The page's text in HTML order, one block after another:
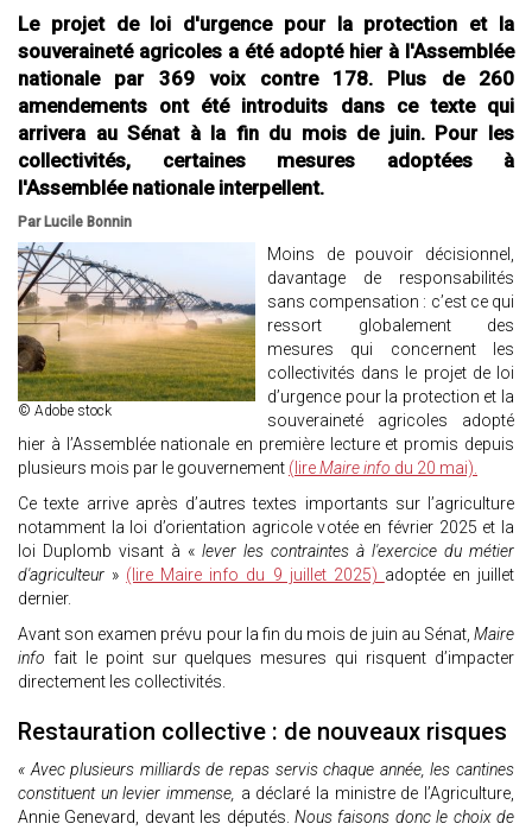
Le projet de loi d'urgence pour la protection et la
souveraineté agricoles a été adopté hier à l'Assemblée
nationale par 369 voix contre 178. Plus de 260
amendements ont été introduits dans ce texte qui
arrivera au Sénat à la fin du mois de juin. Pour les
collectivités, certaines mesures adoptées à
l'Assemblée nationale interpellent.
Par Lucile Bonnin
© Adobe stock
Moins de pouvoir décisionnel,
davantage de responsabilités
sans compensation : c’est ce qui
ressort globalement des
mesures qui concernent les
collectivités dans le projet de loi
d’urgence pour la protection et la
souveraineté agricoles adopté
hier à l’Assemblée nationale en première lecture et promis depuis
plusieurs mois par le gouvernement (lireMaire info du 20 mai).
Ce texte arrive après d’autres textes importants sur l’agriculture
notamment la loi d’orientation agricole votée en février 2025 et la
loi Duplomb visant à « lever les contraintes à l'exercice du métier
d'agriculteur » (lire Maire info du 9 juillet 2025) adoptée en juillet
dernier.
Avant son examen prévu pour la fin du mois de juin au Sénat, Maire
info fait le point sur quelques mesures qui risquent d’impacter
directement les collectivités.
Restauration collective : de nouveaux risques
« Avec plusieurs milliards de repas servis chaque année, les cantines
constituent un levier immense, a déclaré la ministre de l’Agriculture,
Annie Genevard, devant les députés. Nous faisons donc le choix de